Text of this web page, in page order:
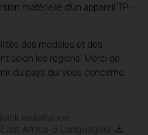
matérielle d'un appareil TP-
des modèles et des
selon les régions. Merci de
du pays qui vous concerne.
Installation
Africa_5 Languages)